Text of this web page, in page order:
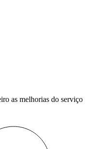
as melhorias do serviço